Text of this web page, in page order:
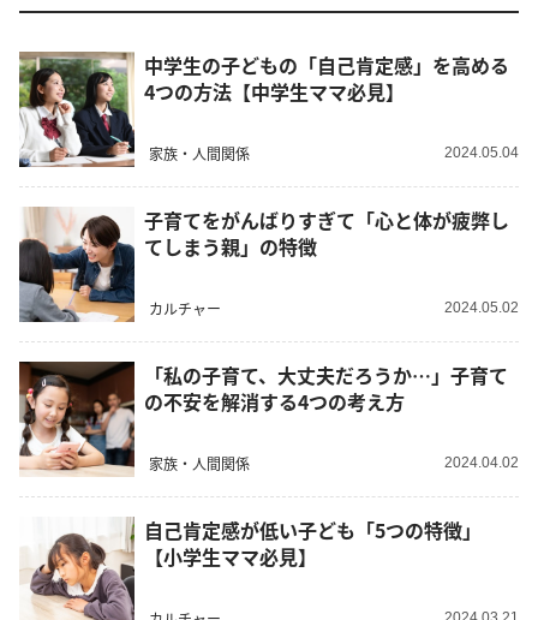
中学生の子どもの「自己肯定感」を高める
4つの方法【中学生ママ必見】
家族・人間関係 2024.05.04
子育てをがんばりすぎて「心と体が疲弊し
てしまう親」の特徴
カルチャー 2024.05.02
「私の子育て、大丈夫だろうか…」子育て
の不安を解消する4つの考え方
家族・人間関係 2024.04.02
自己肯定感が低い子ども「5つの特徴」
【小学生ママ必見】